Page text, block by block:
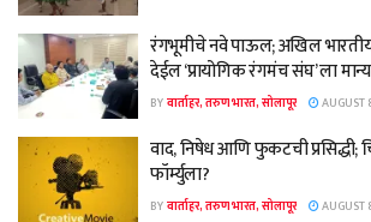
रंगभूमीचे नवे पाऊल; अखिल भारतीय
देईल ‘प्रायोगिक रंगमंच संघ’ ला
BYवार्ताहर, तरुण भारत, सोलापूर AUGUST
वाद, निषेध आणि फुकटची प्रसिद्धी;
फॉर्म्युला?
BYवार्ताहर, तरुण भारत, सोलापूर AUGUST